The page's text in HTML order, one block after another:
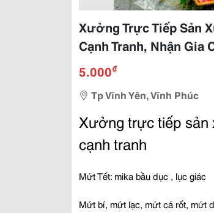
Xưởng Trực Tiếp Sản
Cạnh Tranh, Nhận Gia
5.000₫
Tp Vĩnh Yên, Vĩnh Phúc
Xưởng trực tiếp sản
cạnh tranh
Mứt Tết: mika bầu dục , lục giác
Mứt bí, mứt lạc, mứt cá rốt, mứt